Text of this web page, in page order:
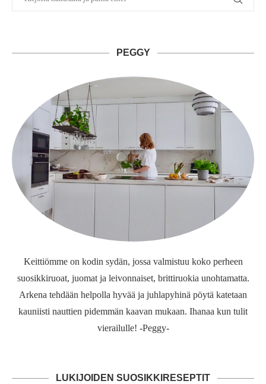
PEGGY
Keittiömme on kodin sydän, jossa valmistuu koko perheen
suosikkiruoat, juomat ja leivonnaiset, brittiruokia unohtamatta.
Arkena tehdään helpolla hyvää ja juhlapyhinä pöytä katetaan
kauniisti nauttien pidemmän kaavan mukaan. Ihanaa kun tulit
vierailulle! -Peggy-
LUKIJOIDEN SUOSIKKIRESEPTIT